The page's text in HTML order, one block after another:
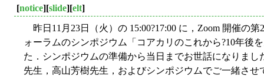
[notice][slide][elt]
昨日11月23日（火）の 15:00?17:00 に，Zoom 開催の
ォーラムのシンポジウム「コアカリのこれから?10年後
た．シンポジウムの準備から当日までお世話になりま
先生，高山芳樹先生，およびシンポジウムでご一緒さ